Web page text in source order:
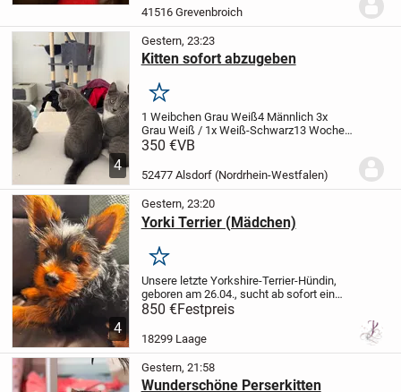
Kleinen wachsen bei uns mit viel Liebe
41516 Grevenbroich
4
Gestern, 23:23
Kitten sofort abzugeben
Merken
1 Weibchen Grau Weiß4 Männlich 3x
Grau Weiß / 1x Weiß-Schwarz13 Wochen
altBei Fragen gerne melden :)
350 €VB
52477 Alsdorf (Nordrhein-Westfalen)
4
Gestern, 23:20
Yorki Terrier (Mädchen)
Merken
Unsere letzte Yorkshire-Terrier-Hündin,
geboren am 26.04., sucht ab sofort ein
liebevolles Zuhause.
Kleine bereits ein neues Zuhause
gefunden. Leider wurde der vereinbarte...
850 €Festpreis
18299 Laage
Gestern, 21:58
Wunderschöne Perserkitten